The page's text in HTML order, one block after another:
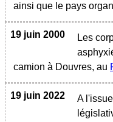
ainsi que le pays
19 juin 2000
Les
camion à Douvres, au
19 juin 2022
A